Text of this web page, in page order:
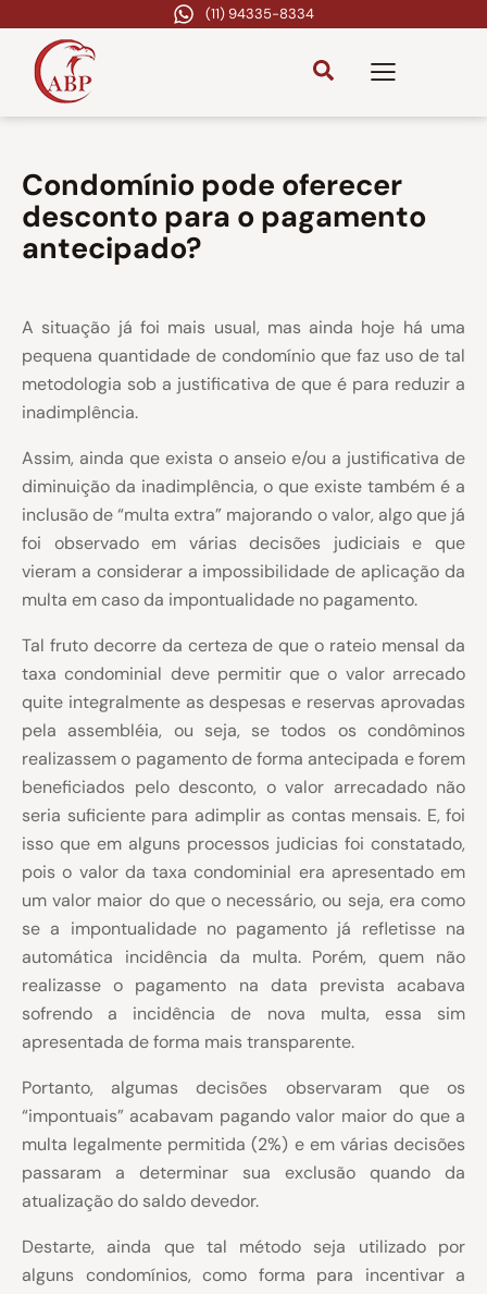
(11) 94335-8334
Condomínio pode oferecer
desconto para o pagamento
antecipado?
A situação já foi mais usual, mas ainda hoje há uma
pequena quantidade de condomínio que faz uso de tal
metodologia sob a justificativa de que é para reduzir a
inadimplência.
Assim, ainda que exista o anseio e/ou a justificativa de
diminuição da inadimplência, o que existe também é a
inclusão de “multa extra” majorando o valor, algo que já
foi observado em várias decisões judiciais e que
vieram a considerar a impossibilidade de aplicação da
multa em caso da impontualidade no pagamento.
Tal fruto decorre da certeza de que o rateio mensal da
taxa condominial deve permitir que o valor arrecado
quite integralmente as despesas e reservas aprovadas
pela assembléia, ou seja, se todos os condôminos
realizassem o pagamento de forma antecipada e forem
beneficiados pelo desconto, o valor arrecadado não
seria suficiente para adimplir as contas mensais. E, foi
isso que em alguns processos judicias foi constatado,
pois o valor da taxa condominial era apresentado em
um valor maior do que o necessário, ou seja, era como
se a impontualidade no pagamento já refletisse na
automática incidência da multa. Porém, quem não
realizasse o pagamento na data prevista acabava
sofrendo a incidência de nova multa, essa sim
apresentada de forma mais transparente.
Portanto, algumas decisões observaram que os
“impontuais” acabavam pagando valor maior do que a
multa legalmente permitida (2%) e em várias decisões
passaram a determinar sua exclusão quando da
atualização do saldo devedor.
Destarte, ainda que tal método seja utilizado por
alguns condomínios, como forma para incentivar a